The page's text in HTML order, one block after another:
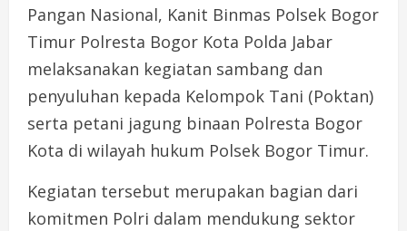
Pangan Nasional, Kanit Binmas Polsek Bogor
Timur Polresta Bogor Kota Polda Jabar
melaksanakan kegiatan sambang dan
penyuluhan kepada Kelompok Tani (Poktan)
serta petani jagung binaan Polresta Bogor
Kota di wilayah hukum Polsek Bogor Timur.
Kegiatan tersebut merupakan bagian dari
komitmen Polri dalam mendukung sektor